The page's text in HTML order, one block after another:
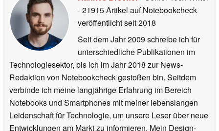
- 21915 Artikel auf Notebookcheck
veröffentlichtseit 2018
Seit dem Jahr 2009 schreibe ich für
unterschiedliche Publikationen im
Technologiesektor, bis ich im Jahr 2018 zur News-
Redaktion von Notebookcheck gestoßen bin. Seitdem
verbinde ich meine langjährige Erfahrung im Bereich
Notebooks und Smartphones mit meiner lebenslangen
Leidenschaft für Technologie, um unsere Leser über neue
Entwicklungen am Markt zu informieren. Mein Design-